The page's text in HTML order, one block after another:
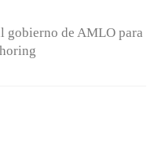
gobierno de AMLO para